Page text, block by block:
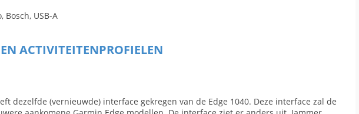
Bosch, USB-A
ACTIVITEITENPROFIELEN
dezelfde (vernieuwde) interface gekregen van de Edge 1040. Deze interface zal de